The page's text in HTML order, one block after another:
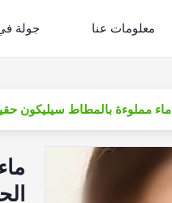
معلومات عنا جولة
ماء مملوءة بالمطاط سيليكون